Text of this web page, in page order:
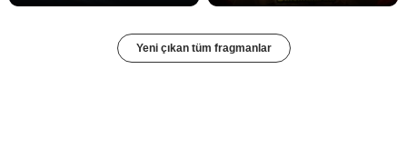
Yeni çıkan tüm fragmanlar